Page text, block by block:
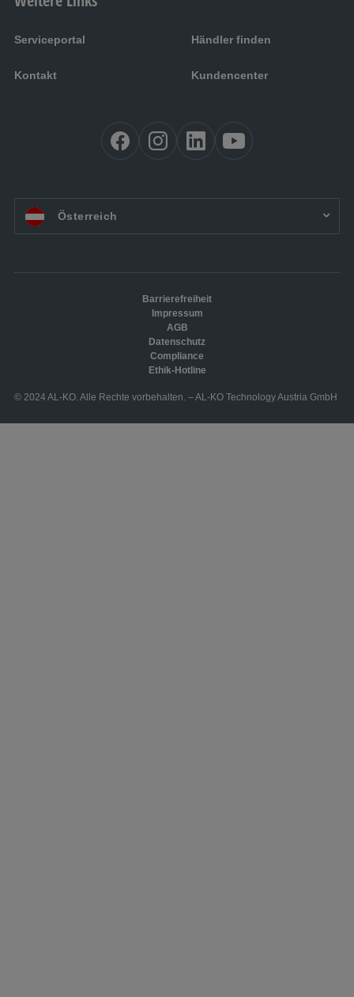
Serviceportal Händler finden
Kontakt Kundencenter
AT: Österreich
© 2024 AL-KO. Alle Rechte vorbehalten. – AL-KO Technology Austria GmbH
Barrierefreiheit
Impressum
AGB
Datenschutz
Compliance
Ethik-Hotline